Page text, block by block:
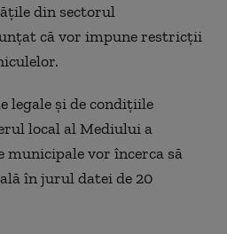
din sectorul
că vor impune restricţii
legale şi de condiţiile
local al Mediului a
vor încerca să
în jurul datei de 20